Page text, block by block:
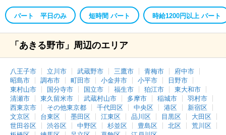
パート 平日のみ 短時間 パート 時給1200円以上 パート
「あきる野市」周辺のエリア
八王子市 立川市 武蔵野市 三鷹市 青梅市
府中市
昭島市
調布市 町田市 小金井市 小平市
日野市
東村山市
国分寺市 国立市 福生市 狛江市
東大和市
清瀬市
東久留米市 武蔵村山市 多摩市 稲城市
羽村市
西東京市
その他東京都 千代田区 中央区 港区
新宿区
文京区
台東区 墨田区 江東区 品川区 目黒区
大田区
世田谷区
渋谷区 中野区 杉並区 豊島区 北区
荒川区